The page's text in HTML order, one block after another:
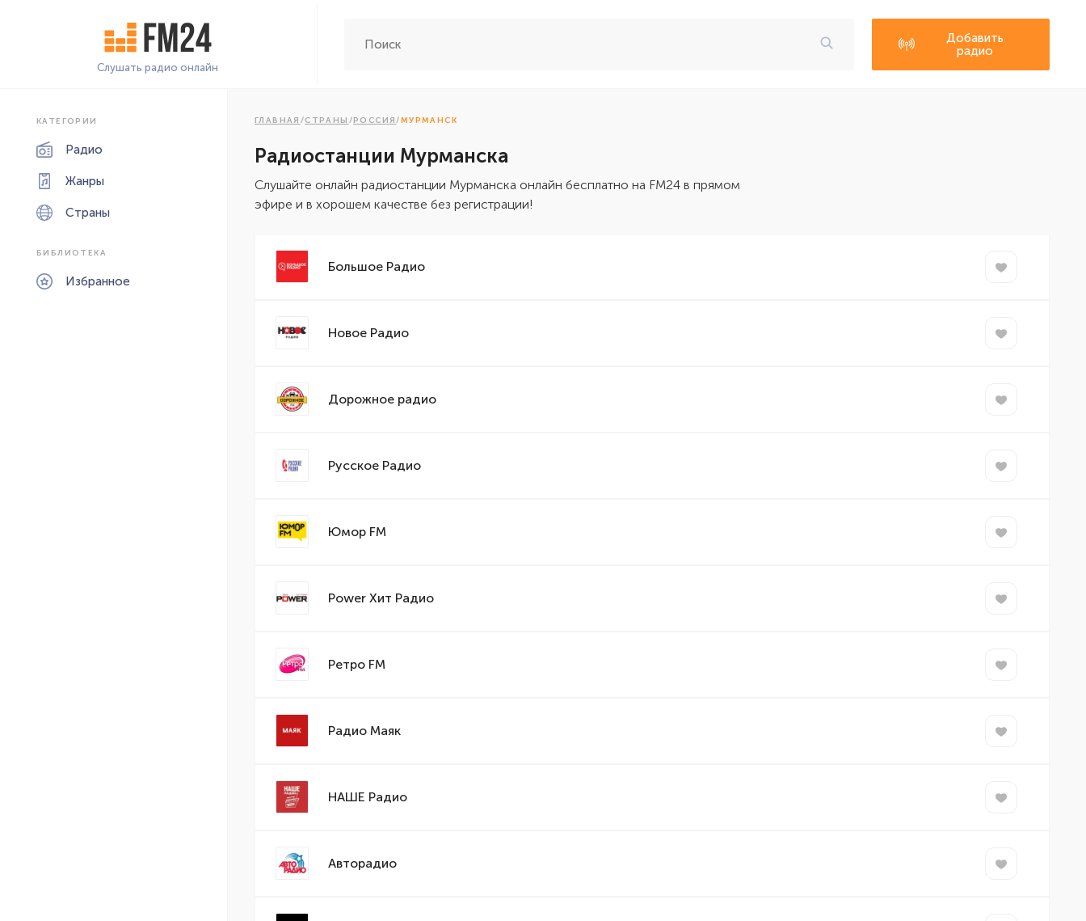
Слушать радио онлайн
Добавить
радио
КАТЕГОРИИ
Радио
Жанры
Страны
БИБЛИОТЕКА
Избранное
ГЛАВНАЯ /СТРАНЫ /РОССИЯ/МУРМАНСК
Радиостанции Мурманска
Cлушайте онлайн радиостанции Мурманска онлайн бесплатно на FM24 в прямом
эфире и в хорошем качестве без регистрации!
Большое Радио
Новое Радио
Дорожное радио
Русское Радио
Юмор FM
Power Хит Радио
Ретро FM
Радио Маяк
НАШЕ Радио
Авторадио